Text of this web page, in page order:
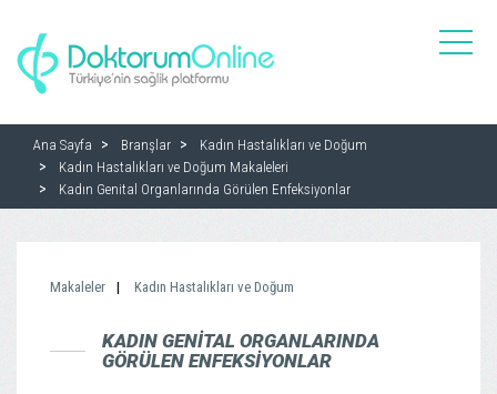
toggle
Ana Sayfa Branşlar
Kadın Hastalıkları ve Doğum
Kadın Hastalıkları ve Doğum Makaleleri
Kadın Genital Organlarında Görülen Enfeksiyonlar
Makaleler Kadın Hastalıkları ve Doğum
KADIN GENITAL ORGANLARINDA
GÖRÜLEN ENFEKSIYONLAR